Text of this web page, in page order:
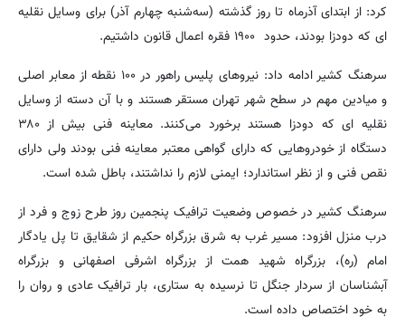
کرد: از ابتدای آذرماه تا روز گذشته (سه‌شنبه چهارم آذر) برای وسایل نقلیه
ای که دودزا بودند، حدود ۱۹۰۰ فقره اعمال قانون داشتیم.
سرهنگ کشیر ادامه داد: نیروهای پلیس راهور در ۱۰۰ نقطه از معابر اصلی
و میادین مهم در سطح شهر تهران مستقر هستند و با آن دسته از وسایل
نقلیه ای که دودزا هستند برخورد می‌کنند. معاینه فنی بیش از ۳۸۰
دستگاه از خودروهایی که دارای گواهی معتبر معاینه فنی بودند ولی دارای
نقص فنی و از نظر استاندارد؛ ایمنی لازم را نداشتند، باطل شده است.
سرهنگ کشیر در خصوص وضعیت ترافیک پنجمین روز طرح زوج و فرد از
درب منزل افزود: مسیر غرب به شرق بزرگراه حکیم از شقایق تا پل یادگار
امام (ره)، بزرگراه شهید همت از بزرگراه اشرفی اصفهانی و بزرگراه
آبشناسان از سردار جنگل تا نرسیده به ستاری، بار ترافیک عادی و روان را
به خود اختصاص داده است.